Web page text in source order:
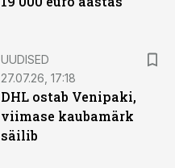
UUDISED
27.07.26, 17:18
DHL ostab Venipaki,
viimase kaubamärk
säilib